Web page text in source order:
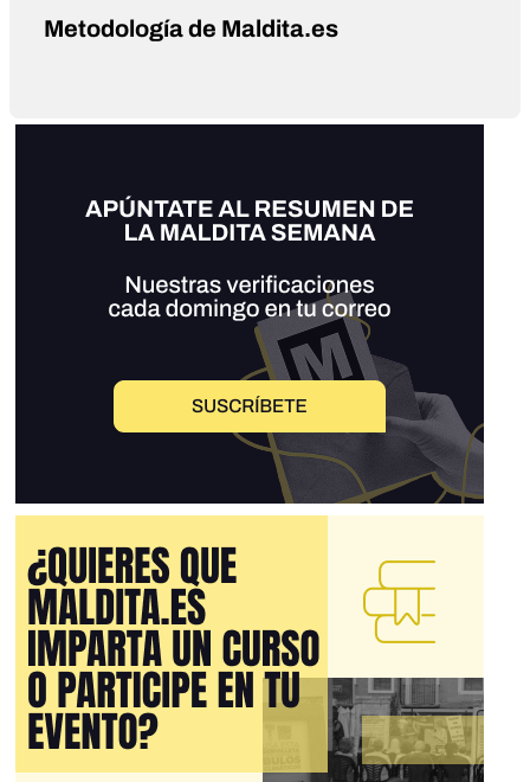
Metodología de Maldita.es